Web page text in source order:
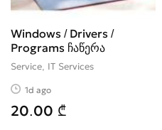
Windows / Drivers /
Programs ჩაწერა
Service, IT Services
1d ago
20.00 ₾